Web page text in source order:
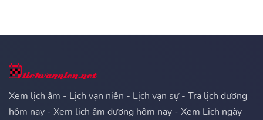
Xem lịch âm - Lịch vạn niên - Lịch vạn sự - Tra lịch dương
hôm nay - Xem lịch âm dương hôm nay - Xem Lịch ngày